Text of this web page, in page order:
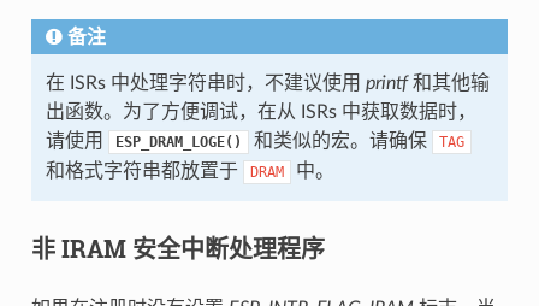
备注
在 ISRs 中处理字符串时，不建议使用 printf和其他输
出函数。为了方便调试，在从 ISRs 中获取数据时，
请使用
ESP_DRAM_LOGE() 和类似的宏。请确保 TAG
和格式字符串都放置于 DRAM 中。
非 IRAM 安全中断处理程序